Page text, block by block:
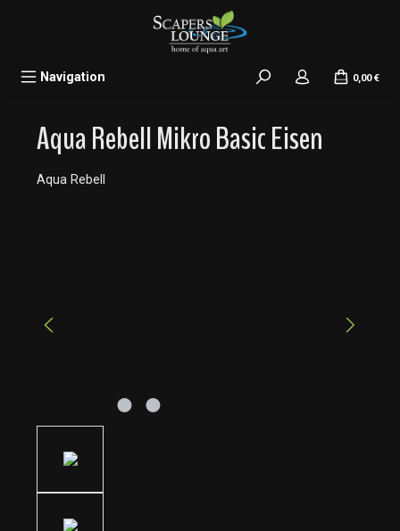
Navigation 0,00 €
Aqua Rebell Mikro Basic Eisen
Aqua Rebell